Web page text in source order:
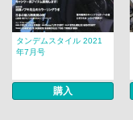
タンデムスタイル 2021
年7月号
購入